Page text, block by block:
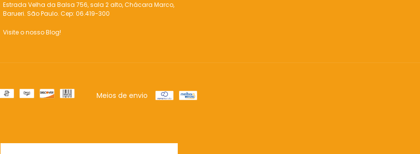
Estrada Velha da Balsa 756, sala 2 alto, Chácara Marco,
Barueri. São Paulo. Cep: 06.419-300
Visite o nosso Blog!
Meios de envio